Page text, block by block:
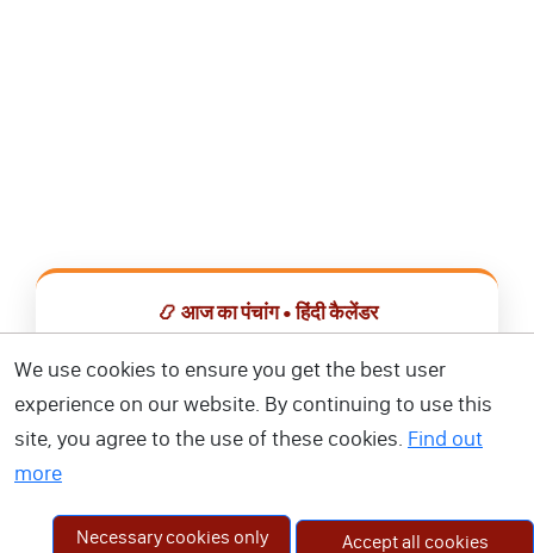
📿 आज का पंचांग • हिंदी कैलेंडर
📅 हिंदी कैलेंडर ऐप डाउनलोड करें
We use cookies to ensure you get the best user
experience on our website. By continuing to use this
site, you agree to the use of these cookies. Find out
more
Necessary cookies only Accept all cookies